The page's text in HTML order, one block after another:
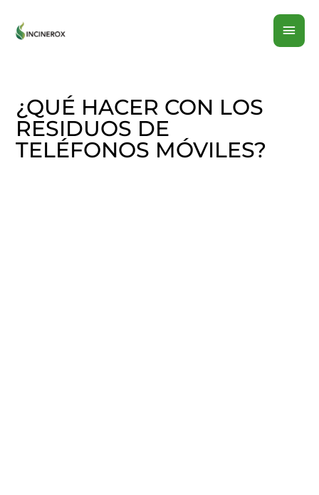
¿QUÉ HACER CON LOS
RESIDUOS DE
TELÉFONOS MÓVILES?